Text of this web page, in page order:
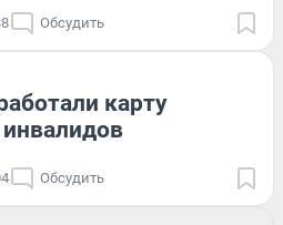
Обсудить
карту
Обсудить